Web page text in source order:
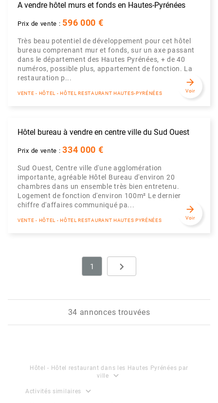
A vendre hôtel murs et fonds en Hautes-Pyrénées
Prix de vente : 596 000 €
Très beau potentiel de développement pour cet hôtel
bureau comprenant mur et fonds, sur un axe passant
dans le département des Hautes Pyrénées, + de 40
numéros, possible plus, appartement de fonction. La
restauration p...
VENTE - HÔTEL - HÔTEL RESTAURANT HAUTES-PYRÉNÉES
arrow_forward
Voir
Hôtel bureau à vendre en centre ville du Sud Ouest
Prix de vente :334 000 €
Sud Ouest, Centre ville d'une agglomération
importante, agréable Hôtel Bureau d'environ 20
chambres dans un ensemble très bien entretenu.
Logement de fonction d'environ 100m² Le dernier
chiffre d'affaires communiqué pa...
VENTE - HÔTEL - HÔTEL RESTAURANT HAUTES PYRÉNÉES
arrow_forward
Voir
1 navigate_next
34 annonces trouvées
Hôtel - Hôtel restaurant dans les Hautes Pyrénées par
ville
expand_more
Activités similaires expand_more